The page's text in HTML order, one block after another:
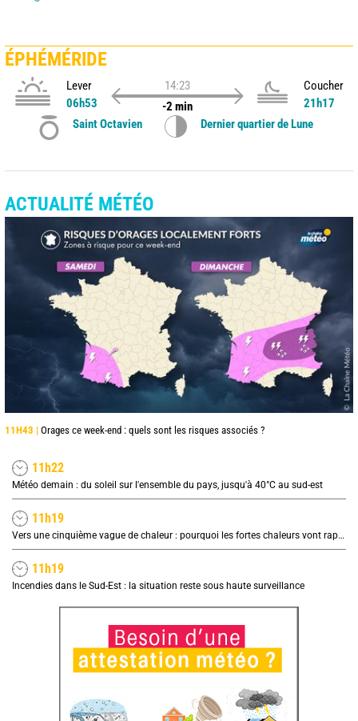
ÉPHÉMÉRIDE
Lever
06h53
14:23
-2 min
Coucher
21h17
Saint Octavien
Dernier quartier de Lune
ACTUALITÉ MÉTÉO
11H43 | Orages ce week-end : quels sont les risques associés ?
11h22
Météo demain : du soleil sur l'ensemble du pays, jusqu'à 40°C au sud-est
11h19
Vers une cinquième vague de chaleur : pourquoi les fortes chaleurs vont rapidement revenir en France
11h19
Incendies dans le Sud-Est : la situation reste sous haute surveillance